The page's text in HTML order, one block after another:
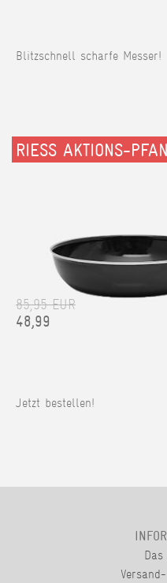
Blitzschnell scharfe Messer!
RIESS AKTIONS-
85,95 EUR
48,99
Jetzt bestellen!